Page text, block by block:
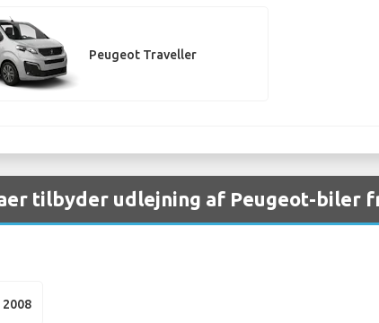
Peugeot Traveller
tilbyder udlejning af Peugeot-biler